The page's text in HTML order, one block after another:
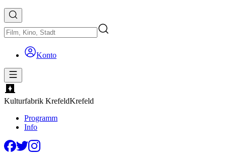
Konto
Kulturfabrik KrefeldKrefeld
Programm
Info